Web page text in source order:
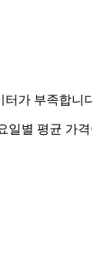
터가 부족합니
일별 평균 가